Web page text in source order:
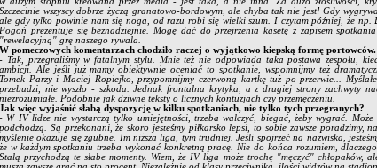
Szczecinie wszyscy dobrze życzą granatowo-bordowym, ale chyba tak nie jest! Gdy
ale gdy tylko powinie nam się noga, od razu robi się wielki szum. I czytam później, że np.
Pogoń prezentuje się beznadziejnie. Mogę dać do przejrzenia kasetę z zapisem
"rewelacyjną" grę naszego rywala.
W pomeczowych komentarzach chodziło raczej o wyjątkowo kiepską formę
- Tak, przegraliśmy w fatalnym stylu. Mnie też nie odpowiada taka postawa zespołu,
ambicji. Ale jeśli już mamy obiektywnie oceniać to spotkanie, wspomnijmy też
Tomek Parzy i Maciej Ropiejko, przypomnijmy czerwoną kartkę tuż po przerwie...
przebudzi, nie wyszło - szkoda. Jednak frontalna krytyka, a z drugiej strony zachwyty
niezrozumiałe. Podobnie jak dziwne teksty o licznych kontuzjach czy przemęczeniu.
Jak więc wyjaśnić słabą dyspozycję w kilku spotkaniach, nie tylko tych przegranych?
- W IV lidze nie wystarczą tylko umiejętności, trzeba walczyć, biegać, żeby wygrać.
podchodzą. Są przekonani, że skoro jesteśmy piłkarsko lepsi, to sobie zawsze poradzimy,
myślenie okazuje się zgubne. Im niższa liga, tym trudniej. Jeśli spojrzeć na nazwiska,
że w każdym spotkaniu trzeba wykonać konkretną pracę. Nie do końca rozumiem,
Stalą przychodzą te słabe momenty. Wiem, że IV liga może trochę "męczyć" chłopaków,